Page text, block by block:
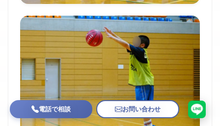
電話で相談 お問い合わせ